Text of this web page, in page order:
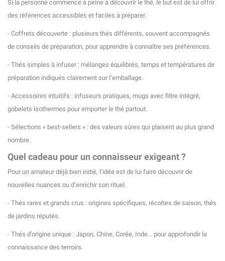
Si la personne commence à peine à découvrir le thé, le but est de lui offrir
des références accessibles et faciles à préparer.
- Coffrets découverte : plusieurs thés différents, souvent accompagnés
de conseils de préparation, pour apprendre à connaître ses préférences.
- Thés simples à infuser : mélanges équilibrés, temps et températures de
préparation indiqués clairement sur l’emballage.
- Accessoires intuitifs : infuseurs pratiques, mugs avec filtre intégré,
gobelets isothermes pour emporter le thé partout.
- Sélections « best-sellers » : des valeurs sûres qui plaisent au plus grand
nombre.
Quel cadeau pour un connaisseur exigeant ?
Pour un amateur déjà bien initié, l’idée est de lui faire découvrir de
nouvelles nuances ou d’enrichir son rituel.
- Thés rares et grands crus : origines spécifiques, récoltes de saison, thés
de jardins réputés.
- Thés d’origine unique : Japon, Chine, Corée, Inde… pour approfondir la
connaissance des terroirs.